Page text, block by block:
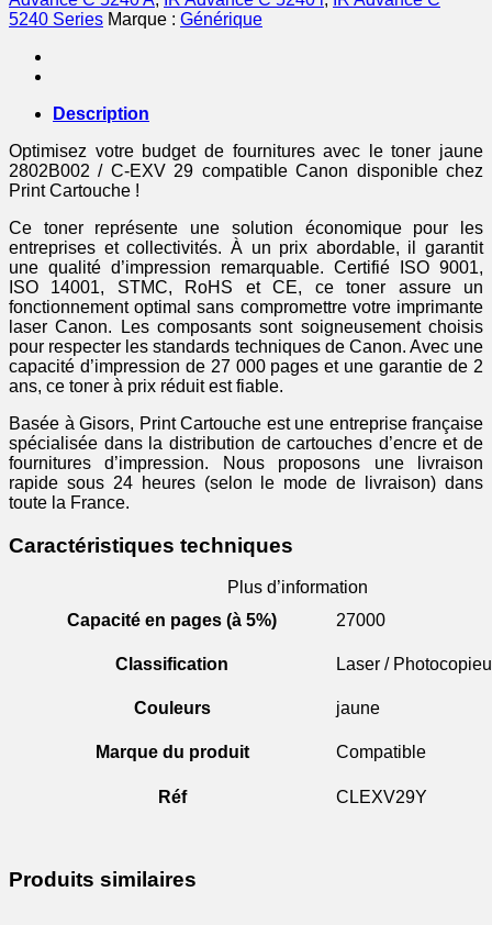
5240 Series Marque : Générique
Description
Optimisez votre budget de fournitures avec le toner jaune
2802B002 / C-EXV 29 compatible Canon disponible chez
Print Cartouche !
Ce toner représente une solution économique pour les
entreprises et collectivités. À un prix abordable, il garantit
une qualité d’impression remarquable. Certifié ISO 9001,
ISO 14001, STMC, RoHS et CE, ce toner assure un
fonctionnement optimal sans compromettre votre imprimante
laser Canon. Les composants sont soigneusement choisis
pour respecter les standards techniques de Canon. Avec une
capacité d’impression de 27 000 pages et une garantie de 2
ans, ce toner à prix réduit est fiable.
Basée à Gisors, Print Cartouche est une entreprise française
spécialisée dans la distribution de cartouches d’encre et de
fournitures d’impression. Nous proposons une livraison
rapide sous 24 heures (selon le mode de livraison) dans
toute la France.
Caractéristiques techniques
Plus d’information
Capacité en pages (à 5%)
27000
Classification Laser /
Couleurs jaune
Marque du produit Compatible
Réf CLEXV29Y
Produits similaires